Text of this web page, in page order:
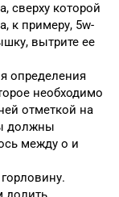
сверху которой
к примеру, 5w-
вытрите ее
определения
необходимо
отметкой на
должны
между о и